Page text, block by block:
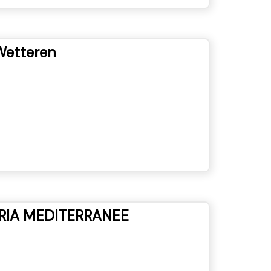
MEDITERRANEE